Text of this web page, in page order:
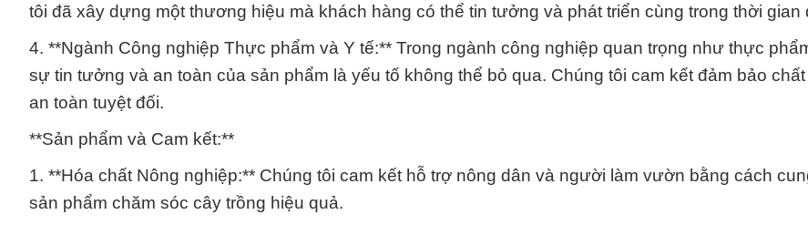
tôi đã xây dựng một thương hiệu mà khách hàng có thể tin tưởng và phát triển cùng trong thời gian
4. **Ngành Công nghiệp Thực phẩm và Y tế:** Trong ngành công nghiệp quan trọng như thực
sự tin tưởng và an toàn của sản phẩm là yếu tố không thể bỏ qua. Chúng tôi cam kết đảm bảo
an toàn tuyệt đối.
**Sản phẩm và Cam kết:**
1. **Hóa chất Nông nghiệp:** Chúng tôi cam kết hỗ trợ nông dân và người làm vườn bằng cách
sản phẩm chăm sóc cây trồng hiệu quả.